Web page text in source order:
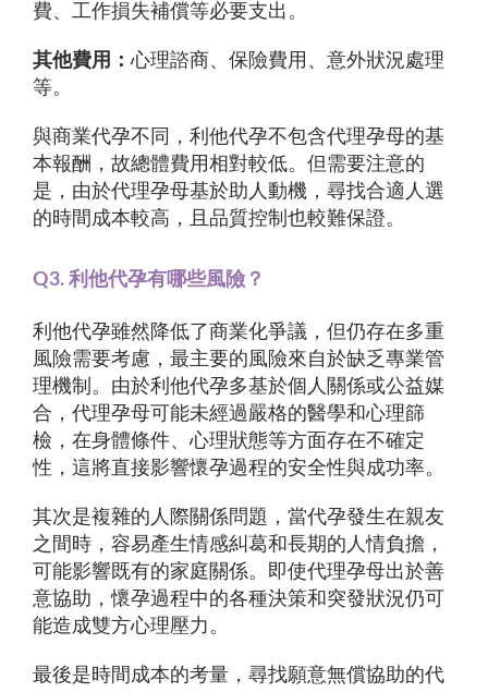
費、工作損失補償等必要支出。
其他費用：心理諮商、保險費用、意外狀況處理
等。
與商業代孕不同，利他代孕不包含代理孕母的基
本報酬，故總體費用相對較低。但需要注意的
是，由於代理孕母基於助人動機，尋找合適人選
的時間成本較高，且品質控制也較難保證。
Q3. 利他代孕有哪些風險？
利他代孕雖然降低了商業化爭議，但仍存在多重
風險需要考慮，最主要的風險來自於缺乏專業管
理機制。由於利他代孕多基於個人關係或公益媒
合，代理孕母可能未經過嚴格的醫學和心理篩
檢，在身體條件、心理狀態等方面存在不確定
性，這將直接影響懷孕過程的安全性與成功率。
其次是複雜的人際關係問題，當代孕發生在親友
之間時，容易產生情感糾葛和長期的人情負擔，
可能影響既有的家庭關係。即使代理孕母出於善
意協助，懷孕過程中的各種決策和突發狀況仍可
能造成雙方心理壓力。
最後是時間成本的考量，尋找願意無償協助的代